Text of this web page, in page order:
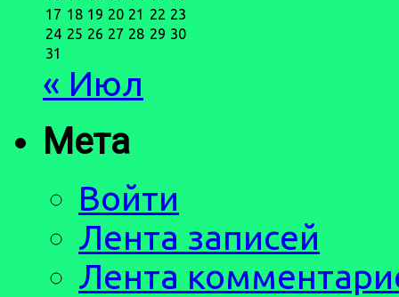
17 18 19 20 21 22 23
24 25 26 27 28 29 30
31
« Июл
Мета
Войти
Лента записей
Лента